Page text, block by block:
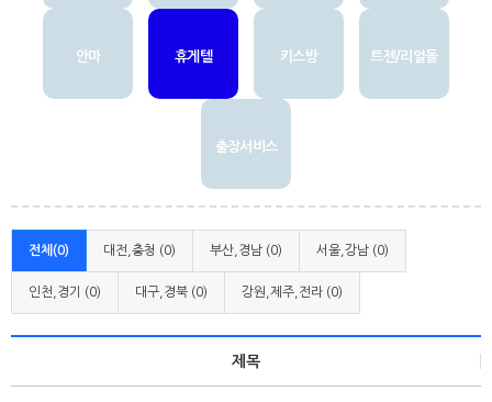
안마 휴게텔 키스방 트젠/리얼돌
출장서비스
전체(0) 대전,충청 (0) 부산,경남 (0) 서울,강남 (0)
인천,경기 (0) 대구,경북 (0) 강원,제주,전라 (0)
제목